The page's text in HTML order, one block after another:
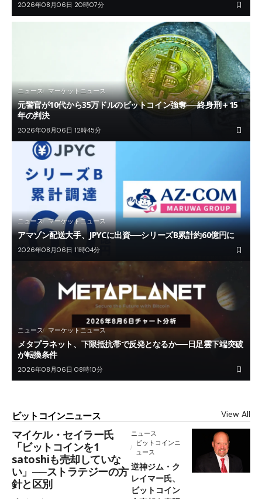
2026年08月06日 20時07分
ニュース マーケットニュース
元警官が10代から35万ドルのビットコイン強奪──終身刑＋15
年の判決
2026年08月06日 12時45分
ニュース マーケットニュース
アマゾン配送大手、JPYCに出資──シリーズB累計約60億円に
2026年08月06日 11時04分
ニュース マーケットニュース
メタプラネット、下限抵抗帯で反発となるか──日足雲下端突破
が転換条件
2026年08月06日 08時10分
ビットコインニュース View All
マイケル・セイラー氏
「ビットコインを1
satoshiも売却していな
い」──ストラテジーの方
針と区別
ニュース
ビットコインニ
ュース
逆神ジム・ク
レイマー氏、
ビットコイン